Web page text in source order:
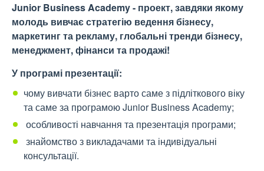
Junior Business Academy - проект, завдяки якому
молодь вивчає стратегію ведення бізнесу,
маркетинг та рекламу, глобальні тренди бізнесу,
менеджмент, фінанси та продажі!
У програмі презентації:
чому вивчати бізнес варто саме з підліткового віку
та саме за програмою Junior Business Academy;
особливості навчання та презентація програми;
знайомство з викладачами та індивідуальні
консультації.